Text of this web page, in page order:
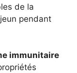
de la
pendant
immunitaire